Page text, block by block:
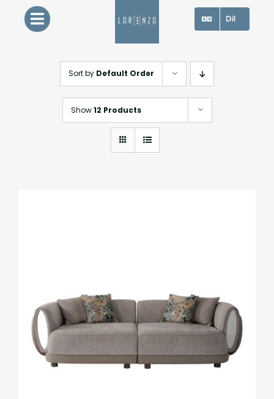
Dil
Sort by Default Order
Show12 Products